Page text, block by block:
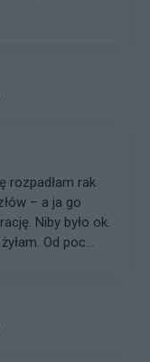
rozpadłam rak
– a ja go
Niby było ok.
Od poc...